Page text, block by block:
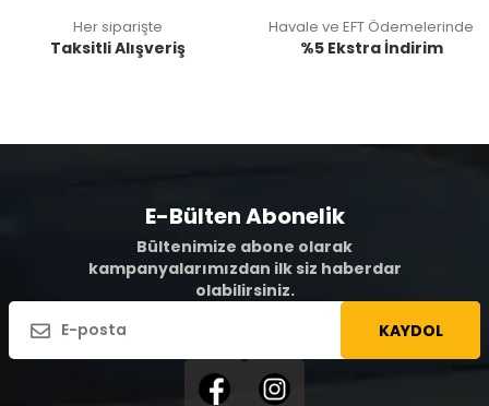
Her siparişte
Taksitli Alışveriş
Havale ve EFT Ödemelerinde
%5 Ekstra İndirim
E-Bülten Abonelik
Bültenimize abone olarak
kampanyalarımızdan ilk siz haberdar
olabilirsiniz.
KAYDOL